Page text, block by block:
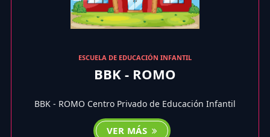
ESCUELA DE EDUCACIÓN INFANTIL
BBK - ROMO
BBK - ROMO Centro Privado de Educación Infantil
VER MÁS